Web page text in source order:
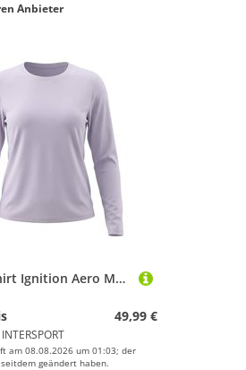
Anbieter
2XU Laufshirt Ignition Aero Mesh Long Sleeve
49,99 €
INTERSPORT
am 08.08.2026 um 01:03; der
geändert haben.